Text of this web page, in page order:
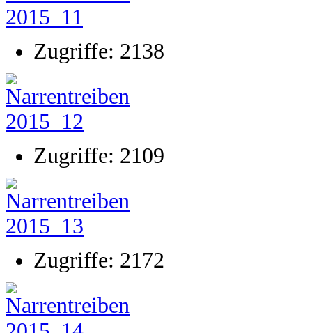
Zugriffe: 2138
Zugriffe: 2109
Zugriffe: 2172